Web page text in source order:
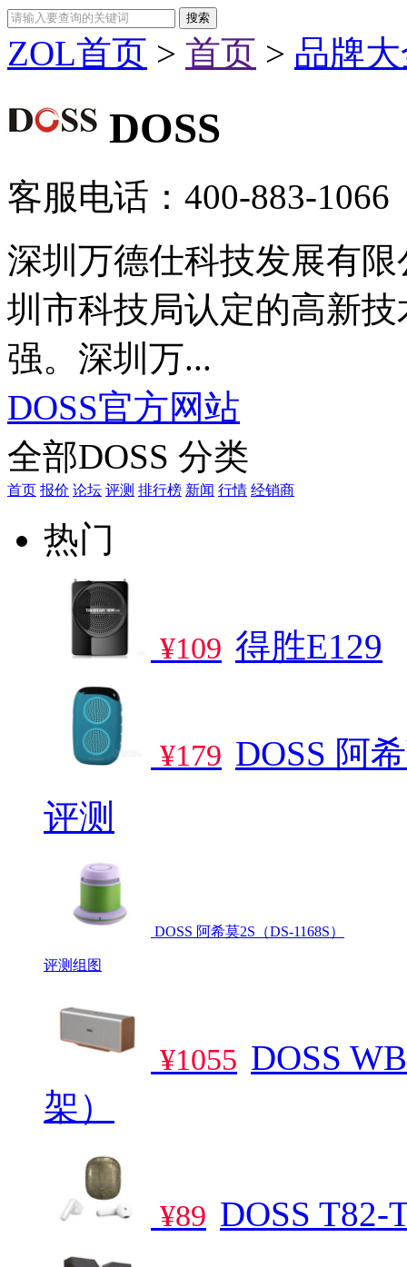
ZOL首页 > 首页 > 品牌
DOSS
客服电话： 400-883-1066
深圳万德仕科技发展有
圳市科技局认定的高新
强。深圳万...
DOSS官方网站
全部DOSS 分类
首页 报价 论坛 评测 排行榜 新闻 行情 经销商
热门
¥109 得胜E129
¥179 DOSS 阿
评测
DOSS 阿希莫2S（DS-1168S）
评测组图
¥1055 DOSS
架）
¥89 DOSS T82-